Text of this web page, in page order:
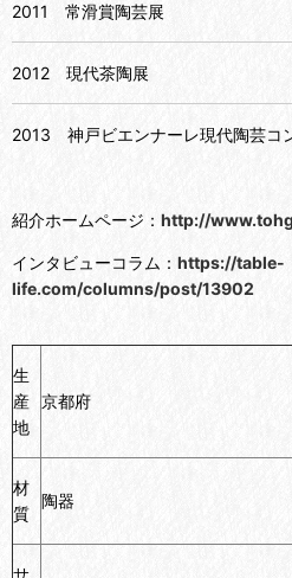
2011 常滑賞陶芸展
2012 現代茶陶展
2013 神戸ビエンナーレ現代陶芸コ
紹介ホームページ： http://
インタビューコラム： https://table-
life.com/columns/post/13902
生
産
地
京都府
材
質
陶器